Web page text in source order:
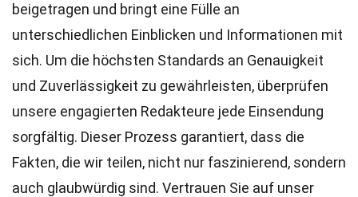
beigetragen und bringt eine Fülle an
unterschiedlichen Einblicken und Informationen mit
sich. Um die höchsten Standards an Genauigkeit
und Zuverlässigkeit zu gewährleisten, überprüfen
unsere engagierten Redakteure jede Einsendung
sorgfältig. Dieser Prozess garantiert, dass die
Fakten, die wir teilen, nicht nur faszinierend, sondern
auch glaubwürdig sind. Vertrauen Sie auf unser